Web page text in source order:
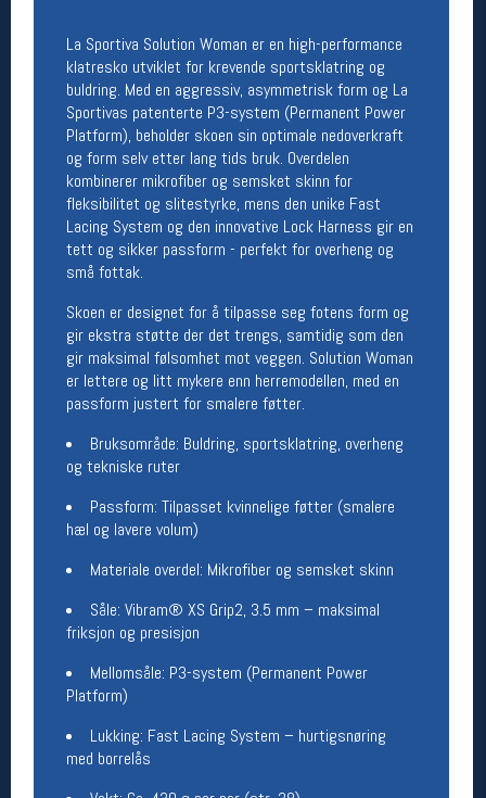
La Sportiva Solution Woman er en high-performance
klatresko utviklet for krevende sportsklatring og
buldring. Med en aggressiv, asymmetrisk form og La
Sportivas patenterte P3-system (Permanent Power
Platform), beholder skoen sin optimale nedoverkraft
og form selv etter lang tids bruk. Overdelen
kombinerer mikrofiber og semsket skinn for
fleksibilitet og slitestyrke, mens den unike Fast
Lacing System og den innovative Lock Harness gir en
tett og sikker passform - perfekt for overheng og
små fottak.
Skoen er designet for å tilpasse seg fotens form og
gir ekstra støtte der det trengs, samtidig som den
gir maksimal følsomhet mot veggen. Solution Woman
er lettere og litt mykere enn herremodellen, med en
passform justert for smalere føtter.
Bruksområde: Buldring, sportsklatring, overheng
og tekniske ruter
Passform: Tilpasset kvinnelige føtter (smalere
hæl og lavere volum)
Materiale overdel: Mikrofiber og semsket skinn
Såle: Vibram® XS Grip2, 3.5 mm – maksimal
friksjon og presisjon
Mellomsåle: P3-system (Permanent Power
Platform)
Lukking: Fast Lacing System – hurtigsnøring
med borrelås
Medlemstilbud og aktiviteter
MELD DEG INN GRATIS
Åpningstider verkstedet
Man-Fredag:
11-18
Lørdag:
11-16
Om verkstedet
For å bestille time må du logge inn i
nettbutikken og trykke på den nederste blå
linjen
Betingelser
Salgsbetingelser
Personsvernerklæring
Bærekraft
Org. nr: 976754360
Ledige stillinger
Ledige stillinger
Følg oss på